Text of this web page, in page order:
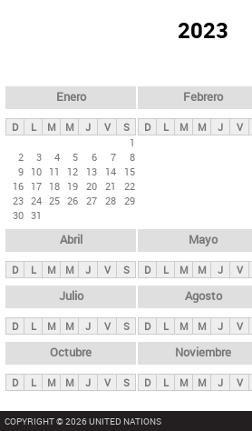
ds
p
n
c
i
p
l
e
s
2023
Enero
D L M M J V
S
1
2
3 4 5 6 7
8
9 10 11 12 13 14
15
16 17 18 19 20 21
22
23 24 25 26 27 28 29
30 31
Febrero
D L M M J V
Abril
D L M M J V S
Mayo
D L M M J V
Julio
D L M M J V S
Agosto
D L M M J V
Octubre
D L M M J V S
Noviembre
D L M M J V
COPYRIGHT © 2026 UNITED NATIONS